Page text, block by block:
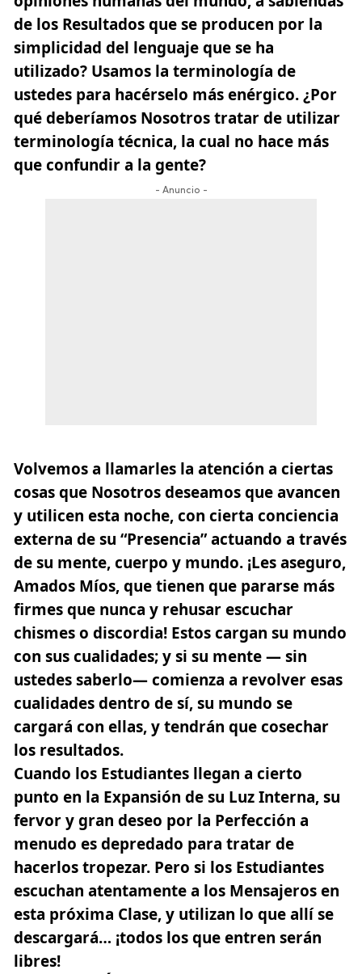
de los Resultados que se producen por la
simplicidad del lenguaje que se ha
utilizado? Usamos la terminología de
ustedes para hacérselo más enérgico. ¿Por
qué deberíamos Nosotros tratar de utilizar
terminología técnica, la cual no hace más
que confundir a la gente?
- Anuncio -
Volvemos a llamarles la atención a ciertas
cosas que Nosotros deseamos que avancen
y utilicen esta noche, con cierta conciencia
externa de su “Presencia” actuando a través
de su mente, cuerpo y mundo. ¡Les aseguro,
Amados Míos, que tienen que pararse más
firmes que nunca y rehusar escuchar
chismes o discordia! Estos cargan su mundo
con sus cualidades; y si su mente — sin
ustedes saberlo— comienza a revolver esas
cualidades dentro de sí, su mundo se
cargará con ellas, y tendrán que cosechar
los resultados.
Cuando los Estudiantes llegan a cierto
punto en la Expansión de su Luz Interna, su
fervor y gran deseo por la Perfección a
menudo es depredado para tratar de
hacerlos tropezar. Pero si los Estudiantes
escuchan atentamente a los Mensajeros en
esta próxima Clase, y utilizan lo que allí se
descargará… ¡todos los que entren serán
libres!